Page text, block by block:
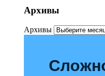
Архивы
Архивы